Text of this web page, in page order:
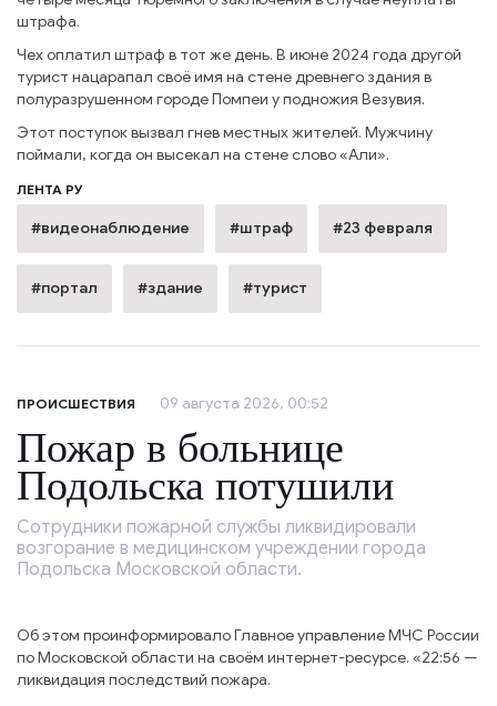
штрафа.
Чех оплатил штраф в тот же день. В июне 2024 года другой
турист нацарапал своё имя на стене древнего здания в
полуразрушенном городе Помпеи у подножия Везувия.
Этот поступок вызвал гнев местных жителей. Мужчину
поймали, когда он высекал на стене слово «Али».
ЛЕНТА РУ
#видеонаблюдение #штраф #23 февраля
#портал #здание #турист
ПРОИСШЕСТВИЯ 09 августа 2026, 00:52
Пожар в больнице
Подольска потушили
Сотрудники пожарной службы ликвидировали
возгорание в медицинском учреждении города
Подольска Московской области.
Об этом проинформировало Главное управление МЧС России
по Московской области на своём интернет-ресурсе. «22:56 —
ликвидация последствий пожара.